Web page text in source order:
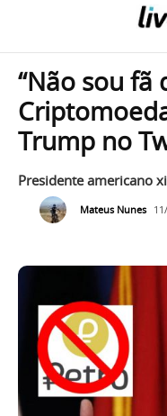
“Não sou fã
Trump no
Presidente americano
Mateus Nunes